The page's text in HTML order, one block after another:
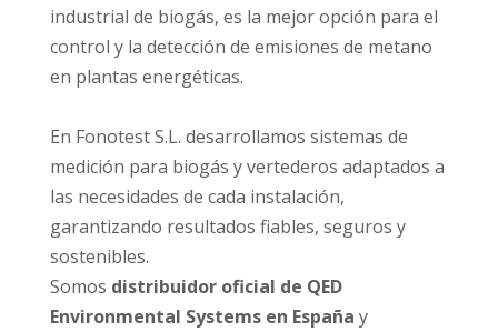
industrial de biogás, es la mejor opción para el
control y la detección de emisiones de metano
en plantas energéticas.
En Fonotest S.L. desarrollamos sistemas de
medición para biogás y vertederos adaptados a
las necesidades de cada instalación,
garantizando resultados fiables, seguros y
sostenibles.
Somos distribuidor oficial de QED
Environmental Systems en España y